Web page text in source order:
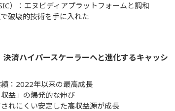
）：エヌビディアプラットフォームと調和
破壊的技術を手に入れた
決済ハイパースケーラーへと進化するキャッシ
：2022年以来の最高成長
益」の爆発的な伸び
れにくい安定した高収益源が成長